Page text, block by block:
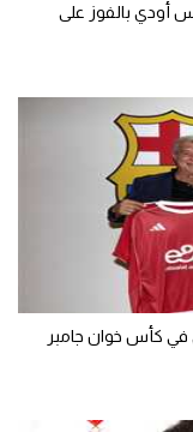
أودي بالفوز على
في كأس خوان جامبر